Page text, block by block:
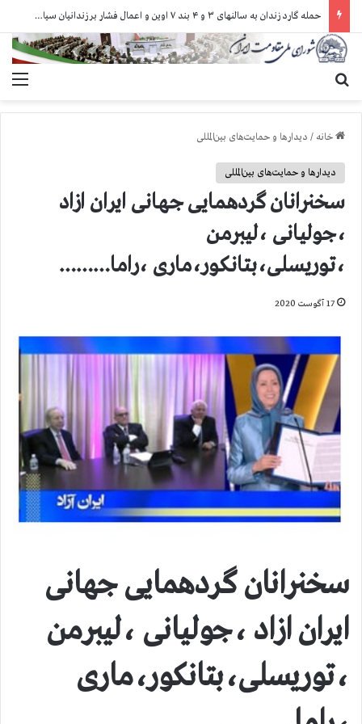
حمله گارد زندان به سالنهای ۳ و ۴ بند ۷ اوین و اعمال فشار بر زندانیان سیاسی در شهرهای مختلف
خانه / دیدارها و حمایت‌های بین‌المللی
دیدارها و حمایت‌های بین‌المللی
سخنرانان گردهمایی جهانی ایران ازاد
،جولیانی ،لیبرمن
،توریسلی،بتانکور،ماری ،راما………
17 آگوست 2020
سخنرانان گردهمایی جهانی
ایران ازاد ،جولیانی ،لیبرمن
،توریسلی،بتانکور،ماری